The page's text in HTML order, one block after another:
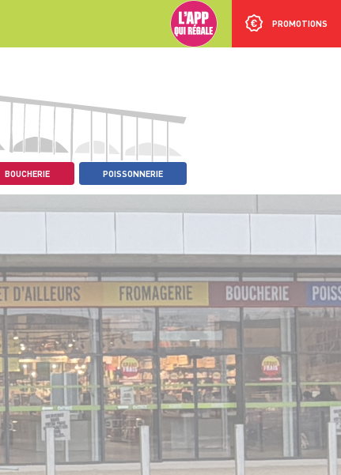
PROMOTIONS
BOUCHERIE POISSONNERIE